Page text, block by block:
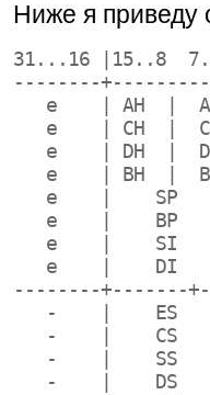
Ниже я приведу
31...16 |15..8
--------
e    | AH  |
e    | CH  |
e    | DH  |
e    | BH  |
e    |    SP
e    |    BP
e    |    SI
e    |    DI
--------+-------
-    |    ES
-    |    CS
-    |    SS
-    |    DS